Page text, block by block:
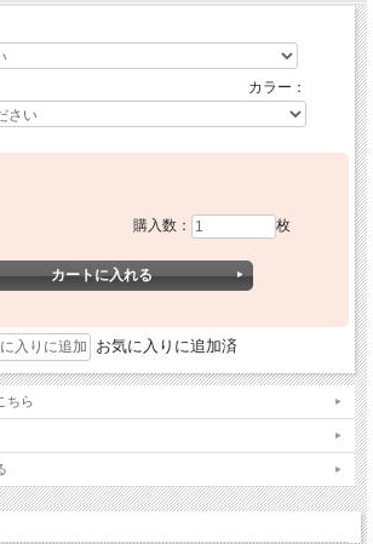
カラー：
購入数： 枚
お気に入りに追加済
ちら